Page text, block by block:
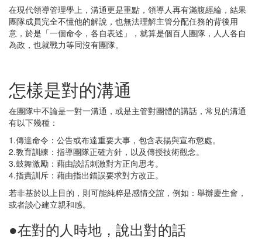
在現代領導管理學上，溝通更是重點，領導人再有滿腹經綸，結果
團隊成員完全不懂他的解說，也無法理解主管分配任務的背後用
意，於是「一個命令，各自表述」，就算是個百人團隊，人人各自
為政，也就戰力等同沒有團隊。
怎樣是對的溝通
在團隊中不論是一對一溝通，或是主管對團體的講話，常見的溝通
有以下幾種：
1.傳達命令：公告或布達重要大事，包含表揚與宣布懲處。
2.教育訓練：指導團隊正確方針，以及傳授技術觀念。
3.鼓舞激勵：藉由談話刺激對方正向思考。
4.指責訓斥：藉由指出錯誤要求對方改正。
若非基於以上目的，則可能純粹是感情交誼，例如：舉辦慶生會，
或者談心建立親和感。
●在對的人時地，說出對的話